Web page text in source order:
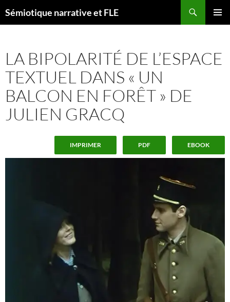
auSémiotique narrative et FLE
LA BIPOLARITÉ DE L’ESPACE
TEXTUEL DANS « UN
BALCON EN FORÊT » DE
JULIEN GRACQ
IMPRIMER PDF EBOOK